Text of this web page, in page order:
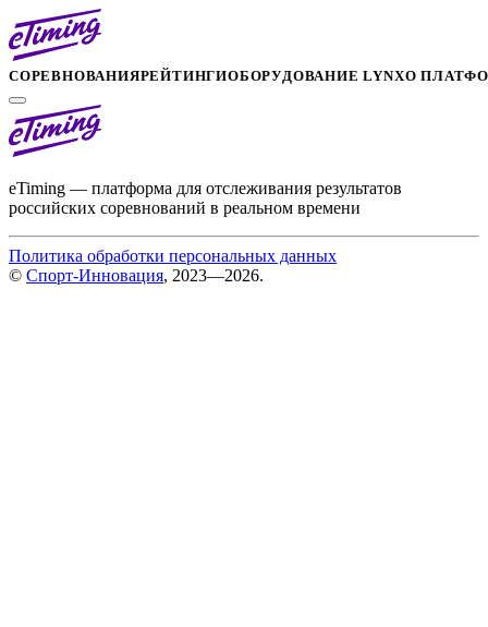
СОРЕВНОВАНИЯРЕЙТИНГИОБОРУДОВАНИЕ LYNXО
eTiming — платформа для отслеживания результатов
российских соревнований в реальном времени
Политика обработки персональных данных
© Спорт-Инновация, 2023—2026.